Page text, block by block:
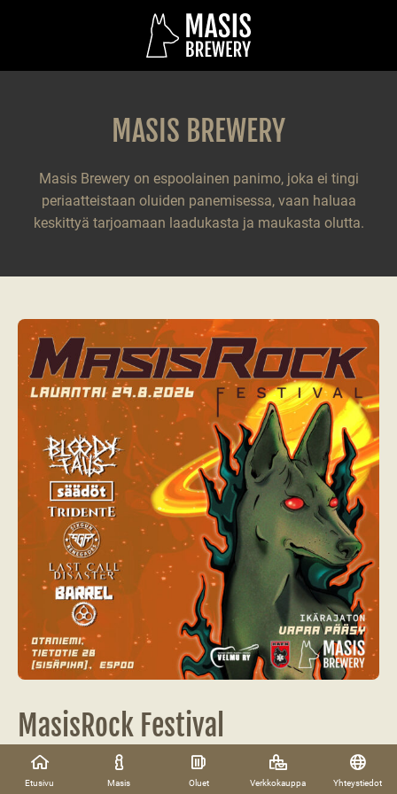
Etusivu Masis Oluet Verkkokauppa Yhteystiedot
MASIS BREWERY
Masis Brewery on espoolainen panimo, joka ei tingi
periaatteistaan oluiden panemisessa, vaan haluaa
keskittyä tarjoamaan laadukasta ja maukasta olutta.
MasisRock Festival
Lauantaina 29.8 kello 14–22 panimon piha muuttuu jo toista
kertaa festivaalialueeksi, kun järjestämme MasisRock Festival -